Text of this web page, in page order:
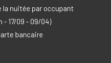
la nuitée par occupant
- 17/09 - 09/04)
bancaire